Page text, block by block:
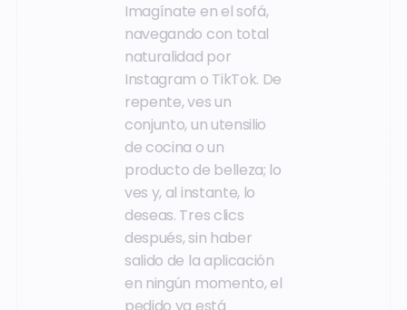
Imagínate en el sofá,
navegando con total
naturalidad por
Instagram o TikTok. De
repente, ves un
conjunto, un utensilio
de cocina o un
producto de belleza; lo
ves y, al instante, lo
deseas. Tres clics
después, sin haber
salido de la aplicación
en ningún momento, el